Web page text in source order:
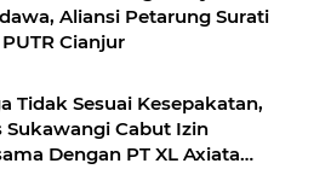
Aliansi Petarung Surati
Cianjur
Tidak Sesuai Kesepakatan,
Sukawangi Cabut Izin
Dengan PT XL Axiata